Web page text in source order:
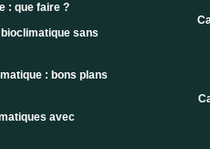
: que faire ?
sans
: bons plans
avec